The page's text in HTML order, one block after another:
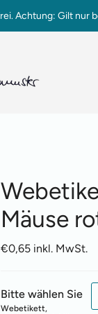
Achtung: Gilt nur
Mäuse
€0,65 inkl. MwSt.
Bitte wählen Sie
Webetikett,